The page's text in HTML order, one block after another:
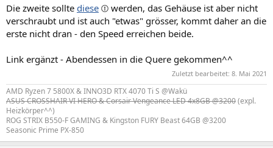
Die zweite sollte diese
werden, das Gehäuse ist aber nicht
verschraubt und ist auch "etwas" grösser, kommt daher an die
erste nicht dran - den Speed erreichen beide.
Link ergänzt - Abendessen in die Quere gekommen^^
Zuletzt bearbeitet: 8. Mai 2021
AMD Ryzen 7 5800X & INNO3D RTX 4070 Ti S @Wakü
ASUS CROSSHAIR VI HERO & Corsair Vengeance LED 4x8GB @3200(expl.
Heizkörper^^)
ROG STRIX B550-F GAMING & Kingston FURY Beast 64GB @3200
Seasonic Prime PX-850